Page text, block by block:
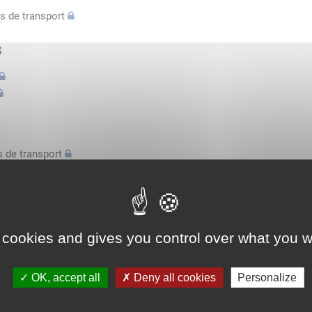
and gives you control over what you
OK, accept all Deny all cookies Personalize
de transport
de transport
attestation conducteurs...
économique européen avec des véhicules n'excédant pas
économique européen avec des véhicules n'excédant pas